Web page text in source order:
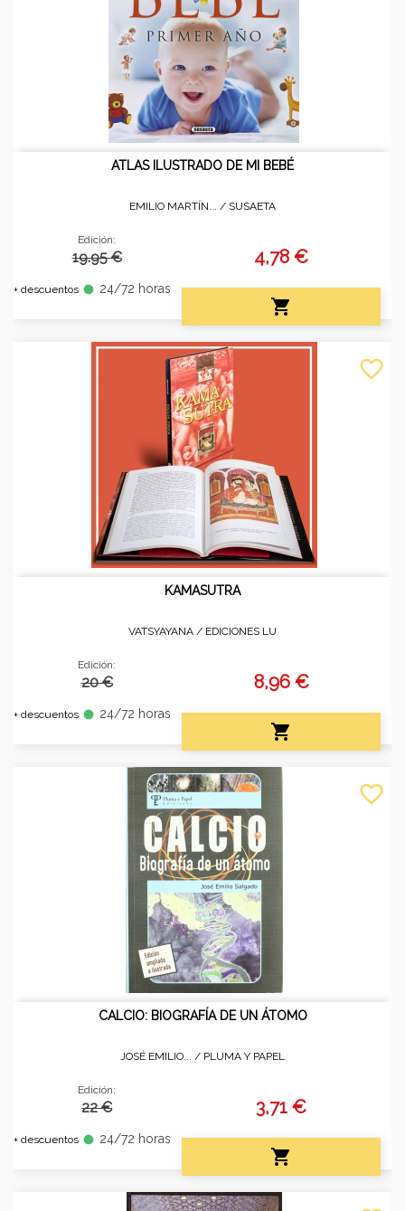
ATLAS ILUSTRADO DE MI BEBÉ
EMILIO MARTÍN... / SUSAETA
Edición:
19.95 €
+ descuentos fiber_manual_record 24/72 horas
4,78 €

KAMASUTRA
VATSYAYANA / EDICIONES LU
Edición:
20 €
+ descuentos fiber_manual_record 24/72 horas
8,96 €

favorite_border
CALCIO: BIOGRAFÍA DE UN ÁTOMO
JOSÉ EMILIO... / PLUMA Y PAPEL
Edición:
22 €
+ descuentos fiber_manual_record 24/72 horas
3,71 €

favorite_border